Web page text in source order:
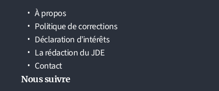
À propos
Politique de corrections
Déclaration d’intérêts
La rédaction du JDE
Contact
Nous suivre